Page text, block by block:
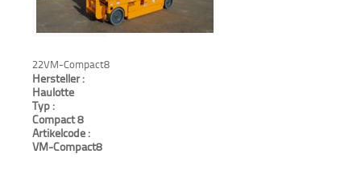
22VM-Compact8
Hersteller :
Haulotte
Typ :
Compact 8
Artikelcode :
VM-Compact8